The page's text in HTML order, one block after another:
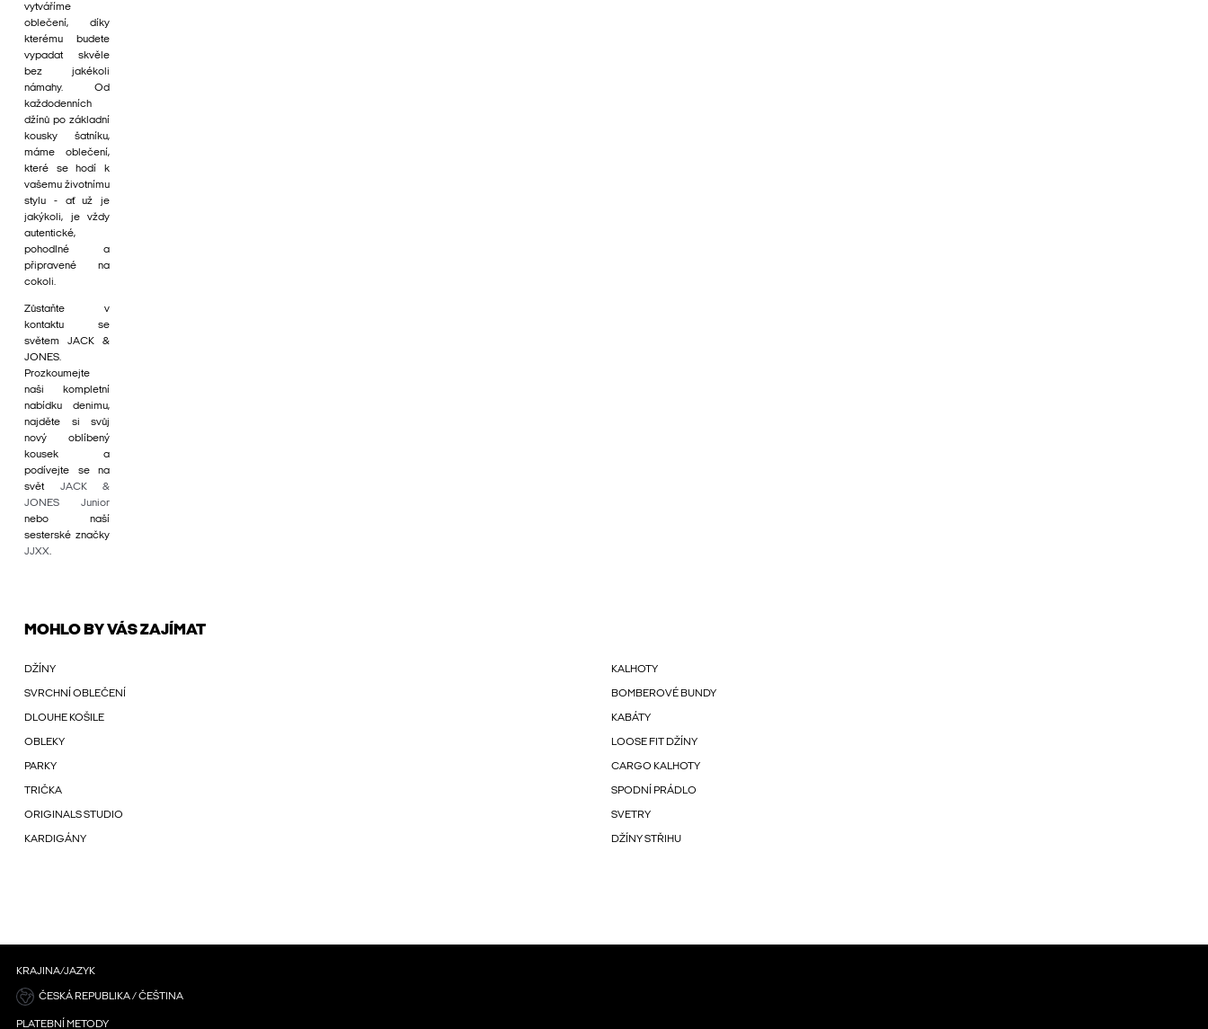
vytváříme
oblečení, díky
kterému budete
vypadat skvěle
bez jakékoli
námahy. Od
každodenních
džínů po základní
kousky šatníku,
máme oblečení,
které se hodí k
vašemu životnímu
stylu - ať už je
jakýkoli, je vždy
autentické,
pohodlné a
připravené na
cokoli.
Zůstaňte v
kontaktu se
světem JACK &
JONES.
Prozkoumejte
naši kompletní
nabídku denimu,
najděte si svůj
nový oblíbený
kousek a
podívejte se na
svět JACK &
JONES Junior
nebo naší
sesterské značky
JJXX.
MOHLO BY VÁS ZAJÍMAT
DŽÍNY KALHOTY
SVRCHNÍ OBLEČENÍ BOMBEROVÉ BUNDY
DLOUHE KOŠILE KABÁTY
OBLEKY LOOSE FIT DŽÍNY
PARKY CARGO KALHOTY
TRIČKA SPODNÍ PRÁDLO
ORIGINALS STUDIO SVETRY
KARDIGÁNY DŽÍNY STŘIHU
KRAJINA/JAZYK
ČESKÁ REPUBLIKA / ČEŠTINA
PLATEBNÍ METODY